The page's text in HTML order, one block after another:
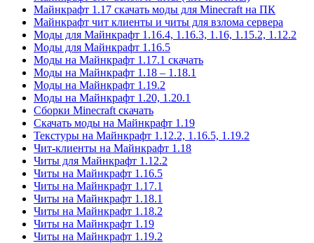
Майнкрафт 1.17 скачать моды для Minecraft на ПК
Майнкрафт чит клиенты и читы для взлома сервера
Моды для Майнкрафт 1.16.4, 1.16.3, 1.16, 1.15.2, 1.12.2
Моды для Майнкрафт 1.16.5
Моды на Майнкрафт 1.17.1 скачать
Моды на Майнкрафт 1.18 – 1.18.1
Моды на Майнкрафт 1.19.2
Моды на Майнкрафт 1.20, 1.20.1
Сборки Minecraft скачать
Скачать моды на Майнкрафт 1.19
Текстуры на Майнкрафт 1.12.2, 1.16.5, 1.19.2
Чит-клиенты на Майнкрафт 1.18
Читы для Майнкрафт 1.12.2
Читы на Майнкрафт 1.16.5
Читы на Майнкрафт 1.17.1
Читы на Майнкрафт 1.18.1
Читы на Майнкрафт 1.18.2
Читы на Майнкрафт 1.19
Читы на Майнкрафт 1.19.2